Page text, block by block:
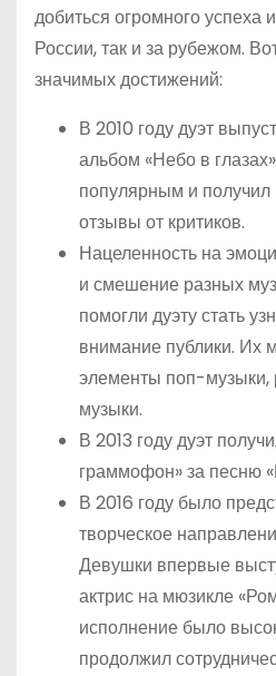
добиться огромного успеха
России, так и за рубежом.
значимых достижений:
В 2010 году дуэт
альбом «Небо в
популярным и
отзывы от критиков.
Нацеленность на
и смешение разных
помогли дуэту стать
внимание публики. Их
элементы поп-музыки,
музыки.
В 2013 году дуэт
граммофон» за песню
В 2016 году было
творческое
Девушки впервые
актрис на мюзикле
исполнение было
продолжил